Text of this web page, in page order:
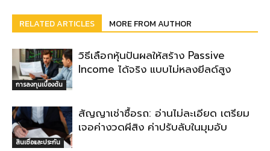
RELATED ARTICLES MORE FROM AUTHOR
การลงทุนเบื้องต้น
วิธีเลือกหุ้นปันผลให้สร้าง Passive
Income ได้จริง แบบไม่หลงยีลด์สูง
สินเชื่อและประกัน
สัญญาเช่าซื้อรถ: อ่านไม่ละเอียด เตรียม
เจอค่างวดผีสิง ค่าปรับลับในมุมอับ